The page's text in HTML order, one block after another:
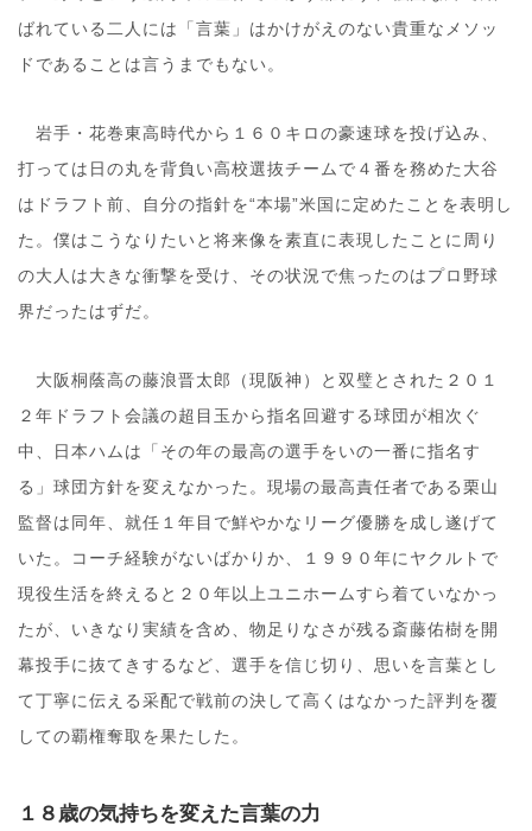
ばれている二人には「言葉」はかけがえのない貴重なメソッ
ドであることは言うまでもない。
岩手・花巻東高時代から１６０キロの豪速球を投げ込み、
打っては日の丸を背負い高校選抜チームで４番を務めた大谷
はドラフト前、自分の指針を“本場”米国に定めたことを表明し
た。僕はこうなりたいと将来像を素直に表現したことに周り
の大人は大きな衝撃を受け、その状況で焦ったのはプロ野球
界だったはずだ。
大阪桐蔭高の藤浪晋太郎（現阪神）と双璧とされた２０１
２年ドラフト会議の超目玉から指名回避する球団が相次ぐ
中、日本ハムは「その年の最高の選手をいの一番に指名す
る」球団方針を変えなかった。現場の最高責任者である栗山
監督は同年、就任１年目で鮮やかなリーグ優勝を成し遂げて
いた。コーチ経験がないばかりか、１９９０年にヤクルトで
現役生活を終えると２０年以上ユニホームすら着ていなかっ
たが、いきなり実績を含め、物足りなさが残る斎藤佑樹を開
幕投手に抜てきするなど、選手を信じ切り、思いを言葉とし
て丁寧に伝える采配で戦前の決して高くはなかった評判を覆
しての覇権奪取を果たした。
１８歳の気持ちを変えた言葉の力